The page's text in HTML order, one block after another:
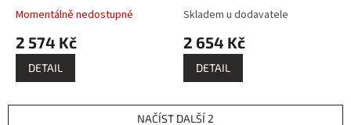
Momentálně nedostupné
2 574 Kč
DETAIL
cm3
Skladem u dodavatele
2 654 Kč
DETAIL
NAČÍST DALŠÍ 2